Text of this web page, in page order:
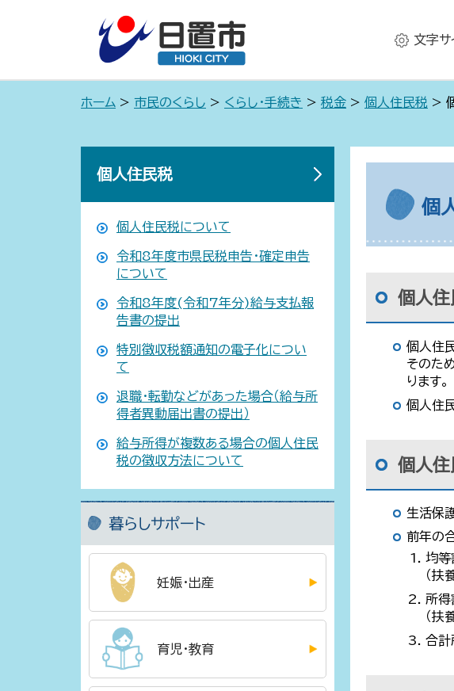
文字サ
ホーム > 市民のくらし > くらし・手続き > 税金 > 個人住民税 >
個人住民税
個人住民税について
令和8年度市県民税申告・確定申告
について
令和8年度(令和7年分)給与支払報
告書の提出
特別徴収税額通知の電子化につい
て
退職・転勤などがあった場合（給与所
得者異動届出書の提出）
給与所得が複数ある場合の個人住民
税の徴収方法について
暮らしサポート
妊娠・出産
育児・教育
個
個人住
個人住
そのた
ります。
個人住
個人
生活保
前年の
均
（
所
（
合計